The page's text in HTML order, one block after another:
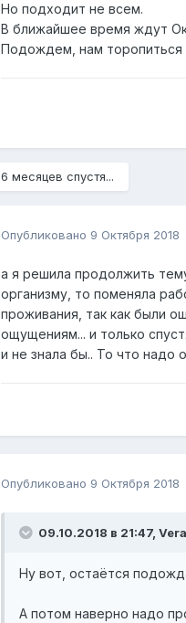
Но подходит не всем.
В ближайшее время ждут
Подождем, нам торопиться
6 месяцев спустя...
Опубликовано 9 Октября 2018
а я решила продолжить
организму, то поменяла
проживания, так как были
ощущениям... и только
и не знала бы.. То что надо
Опубликовано 9 Октября 2018
09.10.2018 в 21:47, Vera
Ну вот, остаётся
А потом наверно надо